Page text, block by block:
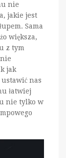
nie
jakie jest
Sama
większa,
z tym
jak
nas
łatwiej
nie tylko w